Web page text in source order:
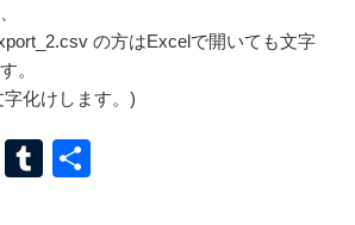
の方はExcelで開いても文字
。
化けします。)
Li
T